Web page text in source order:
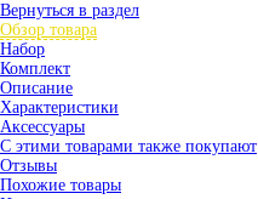
Вернуться в раздел
Обзор товара
Набор
Комплект
Описание
Характеристики
Аксессуары
С этими товарами также покупают
Отзывы
Похожие товары